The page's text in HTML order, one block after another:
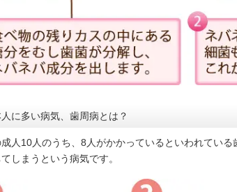
人に多い病気、歯周病とは？
成人10人のうち、8人がかかっているといわれてい
しまうという病気です。